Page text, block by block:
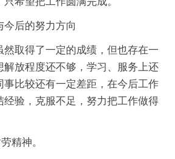
今后的努力方向
然取得了一定的成绩，但也存在一
解放程度还不够，学习、服务上还
事比较还有一定差距，在今后工作
经验，克服不足，努力把工作做得
精神。